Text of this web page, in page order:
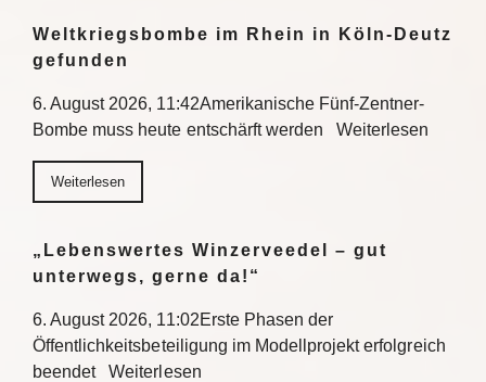
Weltkriegsbombe im Rhein in Köln-Deutz
gefunden
6. August 2026, 11:42Amerikanische Fünf-Zentner-
Bombe muss heute entschärft werden Weiterlesen
Weiterlesen
„Lebenswertes Winzerveedel – gut
unterwegs, gerne da!“
6. August 2026, 11:02Erste Phasen der
Öffentlichkeitsbeteiligung im Modellprojekt erfolgreich
beendet Weiterlesen